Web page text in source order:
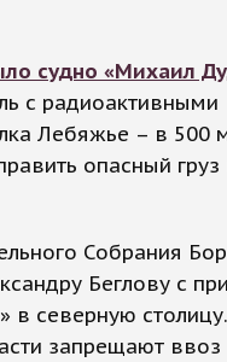
судно «Михаил
с радиоактивными
Лебяжье – в 500
опасный груз
Собрания
Беглову с
в северную
запрещают ввоз